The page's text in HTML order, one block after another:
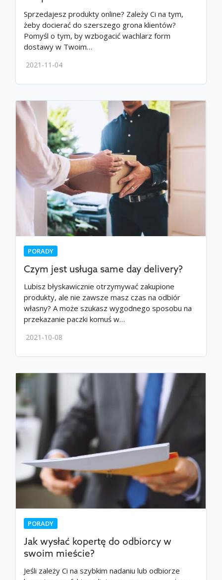
Sprzedajesz produkty online? Zależy Ci na tym,
żeby docierać do szerszego grona klientów?
Pomyśl o tym, by wzbogacić wachlarz form
dostawy w Twoim…
2021-11-04
PORADY
Czym jest usługa same day delivery?
Lubisz błyskawicznie otrzymywać zakupione
produkty, ale nie zawsze masz czas na odbiór
własny? A może szukasz wygodnego sposobu na
przekazanie paczki komuś w…
2021-10-08
PORADY
Jak wysłać kopertę do odbiorcy w
swoim mieście?
Jeśli zależy Ci na szybkim nadaniu lub odbiorze